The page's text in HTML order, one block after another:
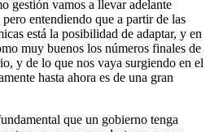
gestión vamos a llevar adelante
entendiendo que a partir de las
está la posibilidad de adaptar, y en
muy buenos los números finales de
y de lo que nos vaya surgiendo en el
hasta ahora es de una gran
que un gobierno tenga